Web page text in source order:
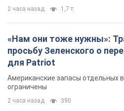
2 часа назад 1,7 т.
«Нам они тоже нужны»:
просьбу Зеленского о
для Patriot
Американские запасы отдельных
ограничены
2 часа назад 390